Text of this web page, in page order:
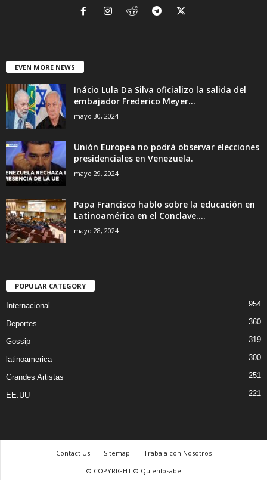
EVEN MORE NEWS
Inácio Lula Da Silva oficializo la salida del
embajador Frederico Meyer...
mayo 30, 2024
Unión Europea no podrá observar elecciones
presidenciales en Venezuela.
mayo 29, 2024
Papa Francisco hablo sobre la educación en
Latinoamérica en el Conclave....
mayo 28, 2024
POPULAR CATEGORY
Internacional 954
Deportes 360
Gossip 319
latinoamerica 300
Grandes Artistas 251
EE.UU 221
Contact Us Sitemap
Trabaja con Nosotros
© COPYRIGHT © Quienlosabe